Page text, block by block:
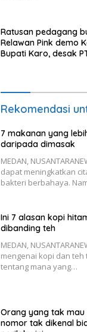
Ratusan pedagang
Relawan Pink demo
Bupati Karo, desak
Rekomendasi
7 makanan yang
daripada dimasak
MEDAN,
dapat meningkatkan
bakteri berbahaya.
Ini 7 alasan kopi
dibanding teh
MEDAN,
mengenai kopi dan
tentang mana yang…
Orang yang tak
nomor tak dikenal